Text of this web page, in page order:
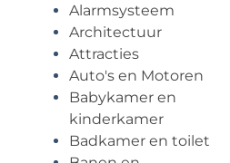
Alarmsysteem
Architectuur
Attracties
Auto's en Motoren
Babykamer en
kinderkamer
Badkamer en toilet